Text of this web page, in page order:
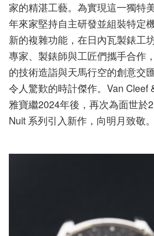
家的精湛工藝。為實現這一獨特
年來家堅持自主研發並組裝特定
新的複雜功能，在日內瓦製錶工
專家、製錶師與工匠們攜手合作
的技術造詣與天馬行空的創意交
令人驚歎的時計傑作。Van Cleef
雅寶繼2024年後，再次為面世於
Nuit 系列引入新作，向明月致敬。